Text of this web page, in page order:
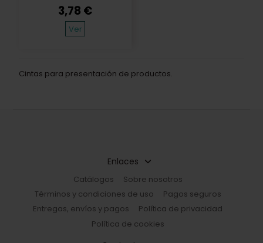
3,78 €
Ver
Cintas para presentación de productos.
Enlaces
Catálogos
Sobre nosotros
Términos y condiciones de uso
Pagos seguros
Entregas, envíos y pagos
Política de privacidad
Política de cookies